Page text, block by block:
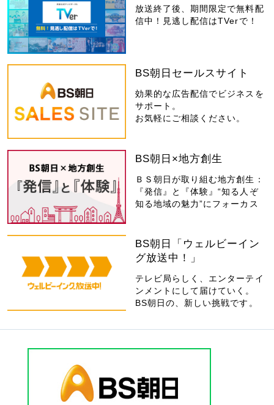
放送終了後、期間限定で無料配
信中！見逃し配信はTVerで！
BS朝日セールスサイト
効果的な広告配信でビジネスを
サポート。
お気軽にご相談ください。
BS朝日×地方創生
ＢＳ朝日が取り組む地方創生：
『発信』と『体験』“知る人ぞ
知る地域の魅力”にフォーカス
BS朝日「ウェルビーイン
グ放送中！」
テレビ局らしく、エンターテイ
ンメントにして届けていく。
BS朝日の、新しい挑戦です。